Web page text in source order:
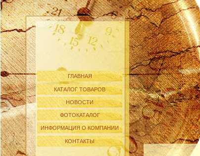
ГЛАВНАЯ
КАТАЛОГ ТОВАРОВ
НОВОСТИ
ФОТОКАТАЛОГ
ИНФОРМАЦИЯ О КОМПАНИИ
КОНТАКТЫ